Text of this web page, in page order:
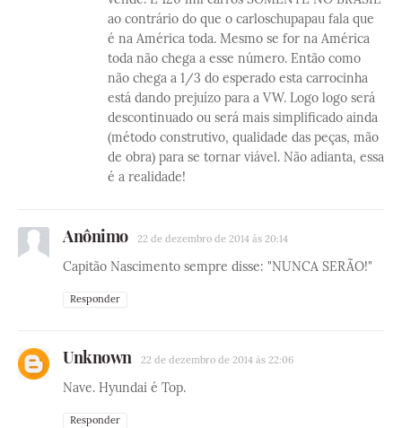
ao contrário do que o carloschupapau fala que
é na América toda. Mesmo se for na América
toda não chega a esse número. Então como
não chega a 1/3 do esperado esta carrocinha
está dando prejuízo para a VW. Logo logo será
descontinuado ou será mais simplificado ainda
(método construtivo, qualidade das peças, mão
de obra) para se tornar viável. Não adianta, essa
é a realidade!
Anônimo 22 de dezembro de 2014 às 20:14
Capitão Nascimento sempre disse: "NUNCA SERÃO!"
Responder
Unknown 22 de dezembro de 2014 às 22:06
Nave. Hyundai é Top.
Responder